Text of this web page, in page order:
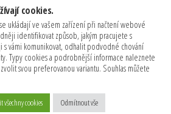
vyhrazena)
cookies.
ukládají ve vašem zařízení při načtení webové
identifikovat způsob, jakým pracujete s
s vámi komunikovat, odhalit podvodné chování
Typy cookies a podrobnější informace naleznete
svou preferovanou variantu. Souhlas můžete
všechny cookies Odmítnout vše